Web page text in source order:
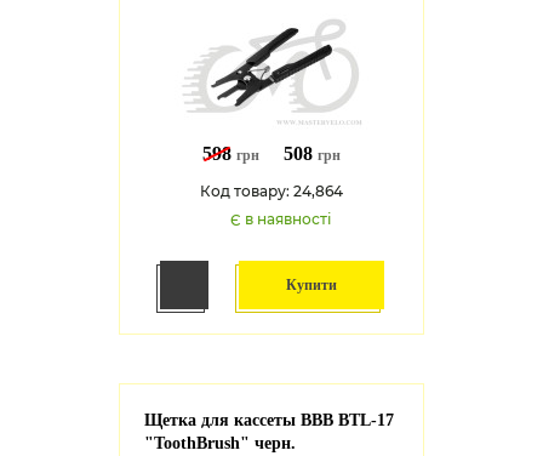
598 грн 508 грн
Код товару: 24,864
Є в наявності
Купити
Щетка для кассеты BBB BTL-17
"ToothBrush" черн.